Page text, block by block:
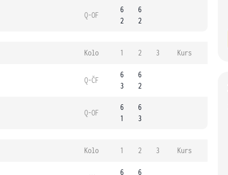
Q-OF
6
2
6
2
Kolo 1 2 3 Kurs
Q-ČF
6
3
6
2
Q-OF
6
1
6
3
Kolo 1 2 3 Kurs
6
6